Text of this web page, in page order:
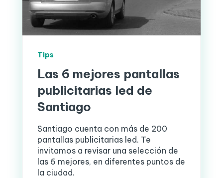
Tips
Las 6 mejores pantallas
publicitarias led de
Santiago
Santiago cuenta con más de 200
pantallas publicitarias led. Te
invitamos a revisar una selección de
las 6 mejores, en diferentes puntos de
la ciudad.